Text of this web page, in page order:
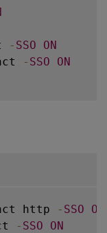
- SSO
ON
- SSO ON
http - SSO
ON
- SSO ON